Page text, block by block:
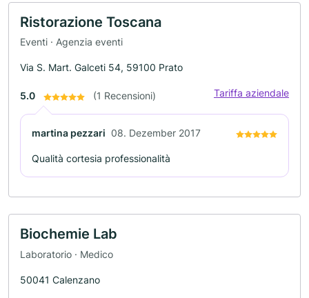
Ristorazione Toscana
Eventi · Agenzia eventi
Via S. Mart. Galceti 54, 59100 Prato
5.0 (1 Recensioni) Tariffa aziendale
martina pezzari 08. Dezember 2017
Qualità cortesia professionalità
Biochemie Lab
Laboratorio · Medico
50041 Calenzano